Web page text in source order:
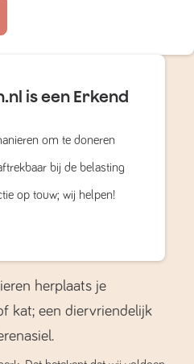
is een Erkend
om te doneren
bij de belasting
op touw; wij helpen!
herplaats je
kat; een diervriendelijk